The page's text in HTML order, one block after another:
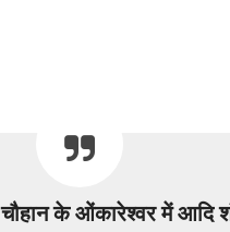
के ओंकारेश्वर में आदि